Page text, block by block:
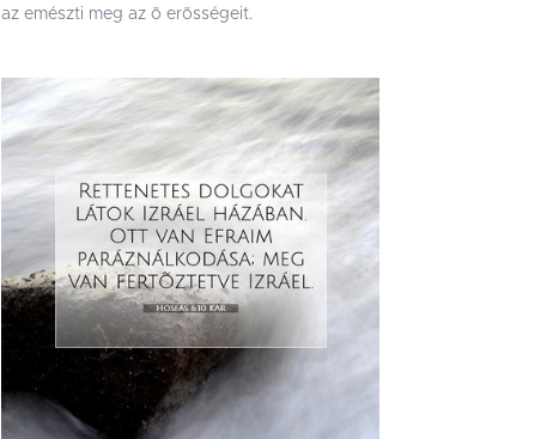
az emészti meg az õ erõsségeit.